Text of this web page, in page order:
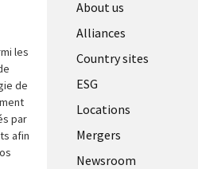
les
de
par
afin
About us
Alliances
Country sites
ESG
Locations
Mergers
Newsroom